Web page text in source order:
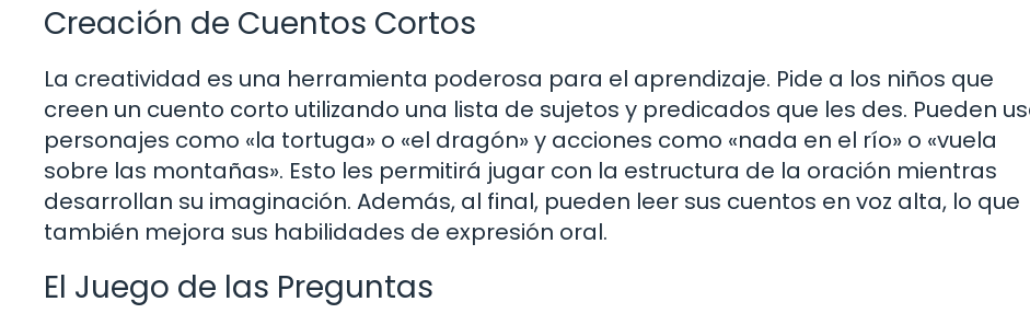
Creación de Cuentos Cortos
La creatividad es una herramienta poderosa para el aprendizaje. Pide a los niños que
creen un cuento corto utilizando una lista de sujetos y predicados que les des. Pueden
personajes como «la tortuga» o «el dragón» y acciones como «nada en el río» o «vuela
sobre las montañas». Esto les permitirá jugar con la estructura de la oración mientras
desarrollan su imaginación. Además, al final, pueden leer sus cuentos en voz alta, lo que
también mejora sus habilidades de expresión oral.
El Juego de las Preguntas